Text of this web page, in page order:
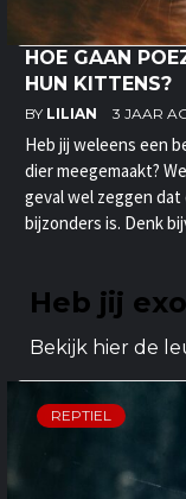
HOE GAAN
HUN KITTENS?
BY LILIAN 3 JAAR
Heb jij weleens een
dier meegemaakt?
geval wel zeggen
bijzonders is. Denk
Heb jij
Bekijk hier de
REPTIEL